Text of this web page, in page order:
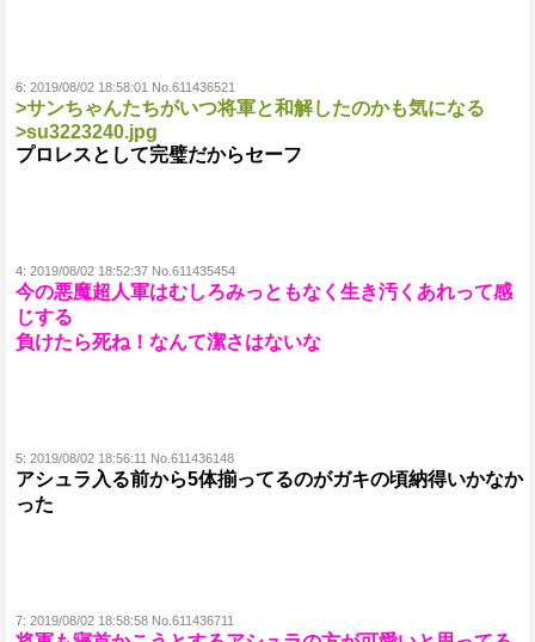
6: 2019/08/02 18:58:01 No.611436521
>サンちゃんたちがいつ将軍と和解したのかも気になる
>su3223240.jpg
プロレスとして完璧だからセーフ
4: 2019/08/02 18:52:37 No.611435454
今の悪魔超人軍はむしろみっともなく生き汚くあれって感
じする
負けたら死ね！なんて潔さはないな
5: 2019/08/02 18:56:11 No.611436148
アシュラ入る前から5体揃ってるのがガキの頃納得いかなか
った
7: 2019/08/02 18:58:58 No.611436711